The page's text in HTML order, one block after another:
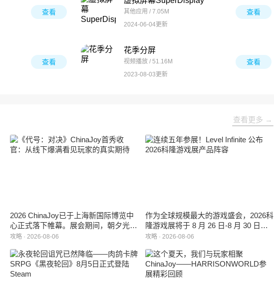
查看
其他应用 / 7.05M
2024-06-04更新
查看
查看
花季分屏
视频播放 / 51.16M
2023-08-03更新
查看
查看更多 →
2026 ChinaJoy已于上海新国际博览中
心正式落下帷幕。展会期间，朝夕光年
旗下蓝海工作室自研的多英雄策略射击
相，并向玩家开放试玩。
攻略 · 2026-08-06
作为全球规模最大的游戏盛会，2026科
隆游戏展将于 8 月 26 日-8 月 30 日在
德国举行。日前，科隆游戏展官方宣
罄，这也是科隆游戏展办展史上首次出
现展位一席难求的情况。
攻略 · 2026-08-06